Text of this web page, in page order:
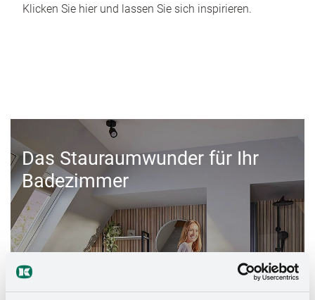
Klicken Sie hier und lassen Sie sich inspirieren.
Das Stauraumwunder für Ihr
Badezimmer